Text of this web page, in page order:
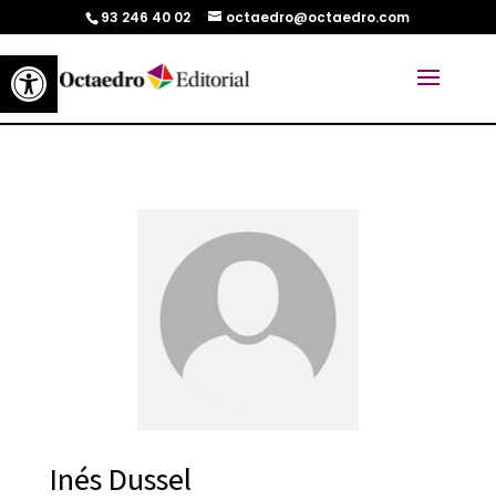
Abrir barra de herramientas
93 246 40 02 octaedro@octaedro.com
Inés Dussel